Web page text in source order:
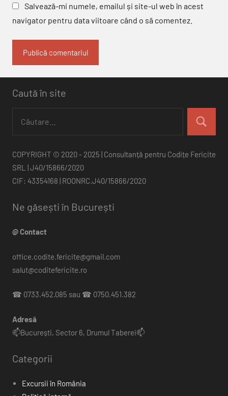
Salvează-mi numele, emailul și site-ul web în acest
navigator pentru data viitoare când o să comentez.
Caută în site
după:
Căutare
COPYRIGHT © 2020 - 2025 | Consultanță pentru Codițe Fericite
SRL | J40/15866/2020
CIF: 43354168 | ROONRC.J40/15866/2020
Ne găsești în București
@ Contact
office.codite.fericite@gmail.com
salut@coditefericite.ro
☎ 0733.452.085 sau ☎ 0750.451.382
Adresă
📫București, Sector 6, Drumul Taberei📫
Categorii
Excursii în România